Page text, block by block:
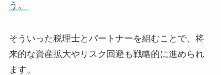
う。
そういった税理士とパートナーを組むことで、将
来的な資産拡大やリスク回避も戦略的に進められ
ます。